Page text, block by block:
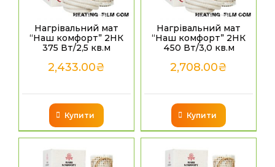
Нагрівальний мат
“Наш комфорт” 2НК
375 Вт/2,5 кв.м
2,433.00₴
Купити
Нагрівальний мат
“Наш комфорт” 2НК
450 Вт/3,0 кв.м
2,708.00₴
Купити